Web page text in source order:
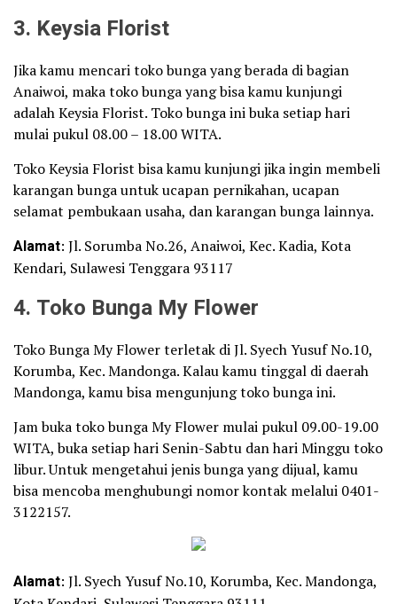
3. Keysia Florist
Jika kamu mencari toko bunga yang berada di bagian
Anaiwoi, maka toko bunga yang bisa kamu kunjungi
adalah Keysia Florist. Toko bunga ini buka setiap hari
mulai pukul 08.00 – 18.00 WITA.
Toko Keysia Florist bisa kamu kunjungi jika ingin membeli
karangan bunga untuk ucapan pernikahan, ucapan
selamat pembukaan usaha, dan karangan bunga lainnya.
Alamat: Jl. Sorumba No.26, Anaiwoi, Kec. Kadia, Kota
Kendari, Sulawesi Tenggara 93117
4. Toko Bunga My Flower
Toko Bunga My Flower terletak di Jl. Syech Yusuf No.10,
Korumba, Kec. Mandonga. Kalau kamu tinggal di daerah
Mandonga, kamu bisa mengunjung toko bunga ini.
Jam buka toko bunga My Flower mulai pukul 09.00-19.00
WITA, buka setiap hari Senin-Sabtu dan hari Minggu toko
libur. Untuk mengetahui jenis bunga yang dijual, kamu
bisa mencoba menghubungi nomor kontak melalui 0401-
3122157.
Alamat: Jl. Syech Yusuf No.10, Korumba, Kec. Mandonga,